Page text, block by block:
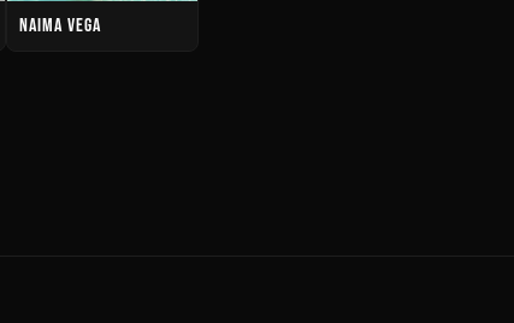
NAIMA VEGA